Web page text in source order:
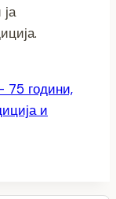
75 години,
и